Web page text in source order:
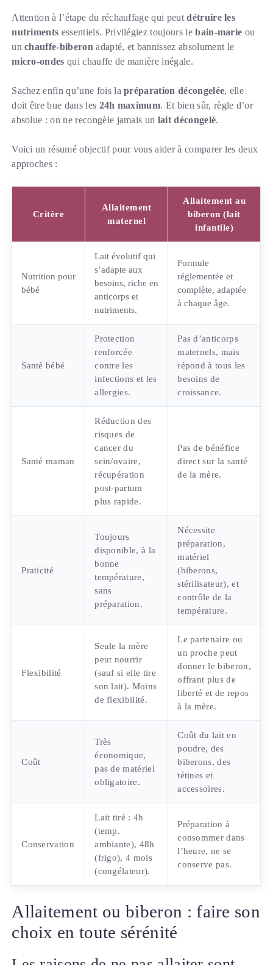
Attention à l’étape du réchauffage qui peutdétruire les
nutriments essentiels. Privilégiez toujours lebain-marie ou
unchauffe-biberon adapté, et bannissez absolument le
micro-ondes qui chauffe de manière inégale.
Sachez enfin qu’une fois lapréparation décongelée, elle
doit être bue dans les 24h maximum. Et bien sûr, règle d’or
absolue : on ne recongèle jamais un lait décongelé.
Voici un résumé objectif pour vous aider à comparer les deux
approches :
Critère
Allaitement
maternel
Allaitement au
biberon (lait
infantile)
Nutrition pour
bébé
Lait évolutif qui
s’adapte aux
besoins, riche en
anticorps et
nutriments.
Formule
réglementée et
complète, adaptée
à chaque âge.
Santé bébé
Protection
renforcée
contre les
infections et les
allergies.
Pas d’anticorps
maternels, mais
répond à tous les
besoins de
croissance.
Santé maman
Réduction des
risques de
cancer du
sein/ovaire,
récupération
post-partum
plus rapide.
Pas de bénéfice
direct sur la santé
de la mère.
Praticité
Toujours
disponible, à la
bonne
température,
sans
préparation.
Nécessite
préparation,
matériel
(biberons,
stérilisateur), et
contrôle de la
température.
Flexibilité
Seule la mère
peut nourrir
(sauf si elle tire
son lait). Moins
de flexibilité.
Le partenaire ou
un proche peut
donner le biberon,
offrant plus de
liberté et de repos
à la mère.
Coût
Très
économique,
pas de matériel
obligatoire.
Coût du lait en
poudre, des
biberons, des
tétines et
accessoires.
Conservation
Lait tiré : 4h
(temp.
ambiante), 48h
(frigo), 4 mois
(congélateur).
Préparation à
consommer dans
l’heure, ne se
conserve pas.
Allaitement ou biberon : faire son
choix en toute sérénité